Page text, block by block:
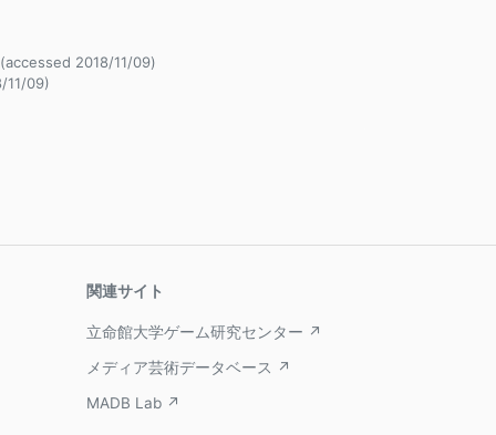
2018/11/09)
11/09)
関連サイト
立命館大学ゲーム研究センター ↗
メディア芸術データベース ↗
MADB Lab ↗